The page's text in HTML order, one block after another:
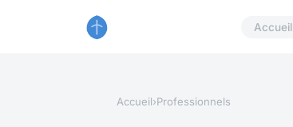
Accueil
Accueil›Professionnels